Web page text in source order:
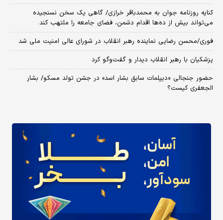
کنایه روزنامه جوان به محمدباقر خرازی/ گاهی یک سخن نسنجیده
می‌تواند بیش از ده‌ها اقدام دشمن، فضای جامعه را ملتهب کند
فوری/محسن رضایی نماینده رهبر انقلاب در شورای عالی امنیت ملی شد
پزشکیان با رهبر انقلاب دیدار و گفت‌وگو کرد
حضور جنجالی «دیپلمات سابق بشار اسد» در جشن تولد مسکو/ بشار
الجعفری کیست؟